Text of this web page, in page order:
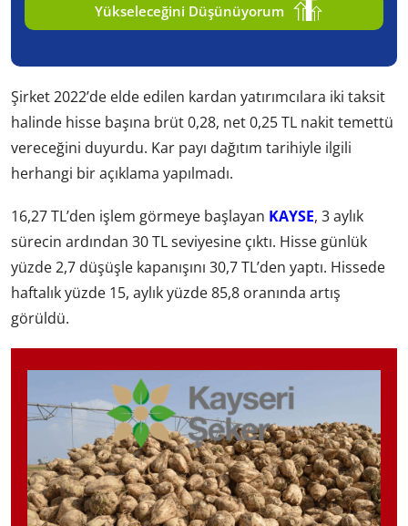
Yükseleceğini Düşünüyorum
Şirket 2022’de elde edilen kardan yatırımcılara iki taksit
halinde hisse başına brüt 0,28, net 0,25 TL nakit temettü
vereceğini duyurdu. Kar payı dağıtım tarihiyle ilgili
herhangi bir açıklama yapılmadı.
16,27 TL’den işlem görmeye başlayan KAYSE, 3 aylık
sürecin ardından 30 TL seviyesine çıktı. Hisse günlük
yüzde 2,7 düşüşle kapanışını 30,7 TL’den yaptı. Hissede
haftalık yüzde 15, aylık yüzde 85,8 oranında artış
görüldü.